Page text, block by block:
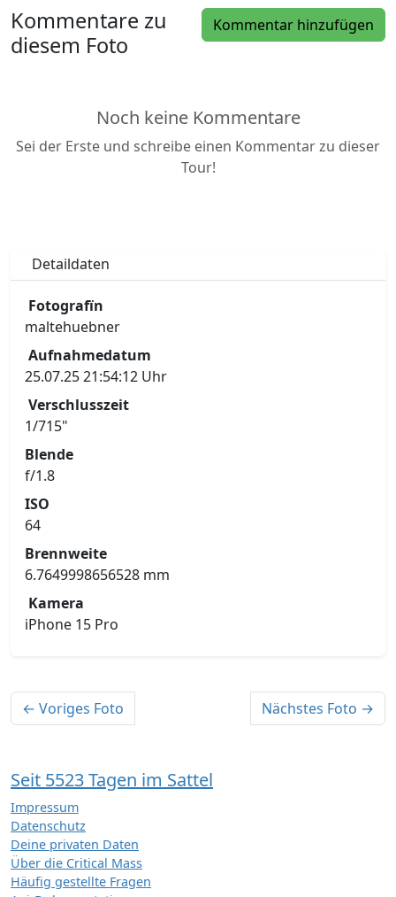
Kommentar hinzufügen
Kommentare zu
diesem Foto
Noch keine Kommentare
Sei der Erste und schreibe einen Kommentar zu dieser
Tour!
Detaildaten
Fotografïn
maltehuebner
Aufnahmedatum
25.07.25 21:54:12 Uhr
Verschlusszeit
1/715"
Blende
f/1.8
ISO
64
Brennweite
6.7649998656528 mm
Kamera
iPhone 15 Pro
← Voriges Foto Nächstes Foto →
Seit 5523 Tagen im Sattel
Impressum
Datenschutz
Deine privaten Daten
Über die Critical Mass
Häufig gestellte Fragen